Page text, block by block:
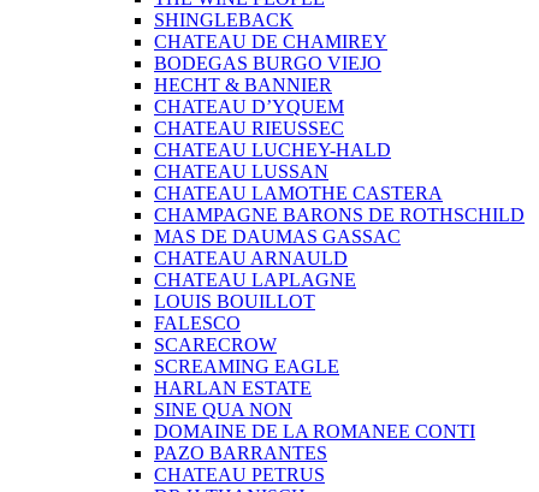
SHINGLEBACK
CHATEAU DE CHAMIREY
BODEGAS BURGO VIEJO
HECHT & BANNIER
CHATEAU D’YQUEM
CHATEAU RIEUSSEC
CHATEAU LUCHEY-HALD
CHATEAU LUSSAN
CHATEAU LAMOTHE CASTERA
CHAMPAGNE BARONS DE ROTHSCHILD
MAS DE DAUMAS GASSAC
CHATEAU ARNAULD
CHATEAU LAPLAGNE
LOUIS BOUILLOT
FALESCO
SCARECROW
SCREAMING EAGLE
HARLAN ESTATE
SINE QUA NON
DOMAINE DE LA ROMANEE CONTI
PAZO BARRANTES
CHATEAU PETRUS